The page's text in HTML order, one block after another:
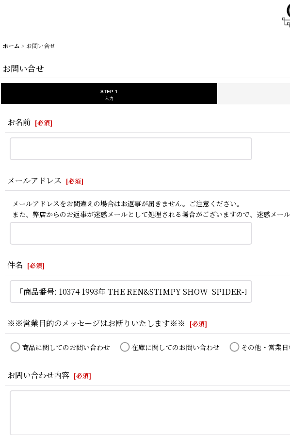
ホーム > お問い合せ
お問い合せ
STEP 1
入力
お名前 [必須]
メールアドレス [必須]
メールアドレスをお間違えの場合はお返事が届きません。ご注意ください。
また、弊店からのお返事が迷惑メールとして処理される場合がございますので、迷惑メー
件名 [必須]
※※営業目的のメッセージはお断りいたします※※ [必須]
商品に関してのお問い合わせ 在庫に関してのお問い合わせ その他・営業
お問い合わせ内容 [必須]